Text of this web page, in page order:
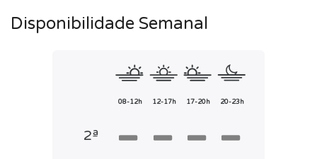
Disponibilidade Semanal
08-12h 12-17h 17-20h 20-23h
2ª